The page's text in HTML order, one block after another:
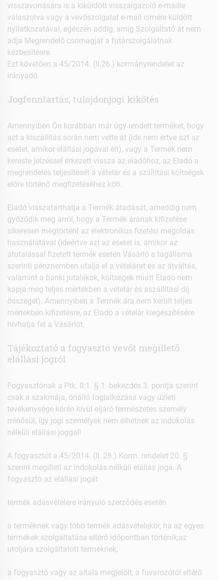
visszavonására is a kiküldött visszaigazoló e-mailre
válaszolva vagy a vevőszolgalat e-mail címére küldött
nyilatkozatával, egészen addig, amíg Szolgáltató át nem
adja Megrendelő csomagját a futárszolgálatnak
kézbesítésre.
Ezt követően a 45/2014. (II.26.) kormányrendelet az
irányadó.
Jogfenntartás, tulajdonjogi kikötés
Amennyiben Ön korábban már úgy rendelt terméket, hogy
azt a kiszállítás során nem vette át (ide nem értve azt az
esetet, amikor elállási jogával élt), vagy a Termék nem
kereste jelzéssel érkezett vissza az eladóhoz, az Eladó a
megrendelés teljesítését a vételár és a szállítási költségek
előre történő megfizetéséhez köti.
Eladó visszatarthatja a Termék átadását, ameddig nem
győződik meg arról, hogy a Termék árának kifizetése
sikeresen megtörtént az elektronikus fizetési megoldás
használatával (ideértve azt az esetet is, amikor az
átutalással fizetett termék esetén Vásárló a tagállama
szerinti pénznemben utalja el a vételárat és az átváltás,
valamint a banki jutalékok, költségek miatt Eladó nem
kapja meg teljes mértékben a vételár és aszállítási díj
összegét). Amennyiben a Termék ára nem került teljes
mértékben kifizetésre, az Eladó a vételár kiegészítésére
hívhatja fel a Vásárlót.
Tájékoztató a fogyasztó vevőt megillető
elállási jogról
Fogyasztónak a Ptk. 8:1. § 1. bekezdés 3. pontja szerint
csak a szakmája, önálló foglalkozása vagy üzleti
tevékenysége körén kívül eljáró természetes személy
minősül, így jogi személyek nem élhetnek az indokolás
nélküli elállási joggal!
A fogyasztót a 45/2014. (II. 26.) Korm. rendelet 20. §
szerint megilleti az indokolás nélküli elállás joga. A
fogyasztó az elállási jogát
termék adásvételére irányuló szerződés esetén
a terméknek vagy több termék adásvételekor, ha az egyes
termékek szolgáltatása eltérő időpontban történik,az
utoljára szolgáltatott terméknek,
a fogyasztó vagy az általa megjelölt, a fuvarozótól eltérő